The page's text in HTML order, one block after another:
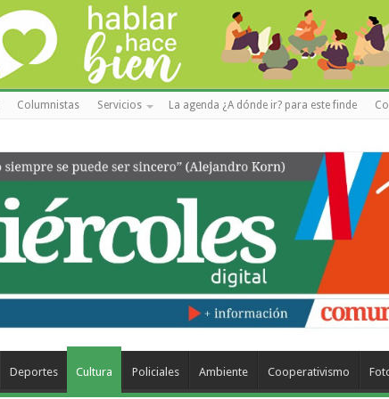
Columnistas Servicios La agenda ¿A dónde ir? para este finde
Deportes Cultura Policiales Ambiente Cooperativismo